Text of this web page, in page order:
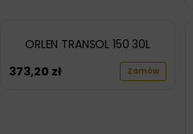
ORLEN TRANSOL 150 30L
373,20 zł Zamów